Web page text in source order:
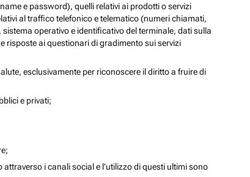
e password), quelli relativi ai prodotti o servizi
al traffico telefonico e telematico (numeri chiamati,
operativo e identificativo del terminale, dati sulla
risposte ai questionari di gradimento sui servizi
esclusivamente per riconoscere il diritto a fruire di
e privati;
i canali social e l’utilizzo di questi ultimi sono